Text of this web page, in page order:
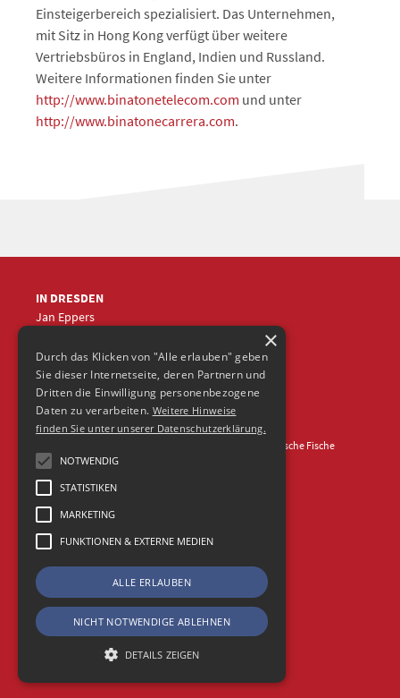
Einsteigerbereich spezialisiert. Das Unternehmen,
mit Sitz in Hong Kong verfügt über weitere
Vertriebsbüros in England, Indien und Russland.
Weitere Informationen finden Sie unter
http://www.binatonetelecom.com und unter
http://www.binatonecarrera.com.
IN DRESDEN
Jan Eppers
jep@frische-fische.com
© 2026 Agentur Frische Fische
×
Durch das Klicken von "Alle erlauben" geben
Sie dieser Internetseite, deren Partnern und
Dritten die Einwilligung personenbezogene
Daten zu verarbeiten. Weitere Hinweise
finden Sie unter unserer Datenschutzerklärung.
NOTWENDIG
STATISTIKEN
MARKETING
FUNKTIONEN & EXTERNE MEDIEN
ALLE ERLAUBEN
NICHT NOTWENDIGE ABLEHNEN
DETAILS ZEIGEN